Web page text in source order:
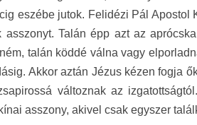
eszébe jutok. Felidézi Pál
asszonyt. Talán épp azt az
talán köddé válna vagy
Akkor aztán Jézus kézen fogja
változnak az
asszony, akivel csak egyszer